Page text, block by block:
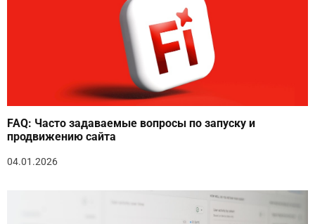
FAQ: Часто задаваемые вопросы по запуску и
продвижению сайта
04.01.2026